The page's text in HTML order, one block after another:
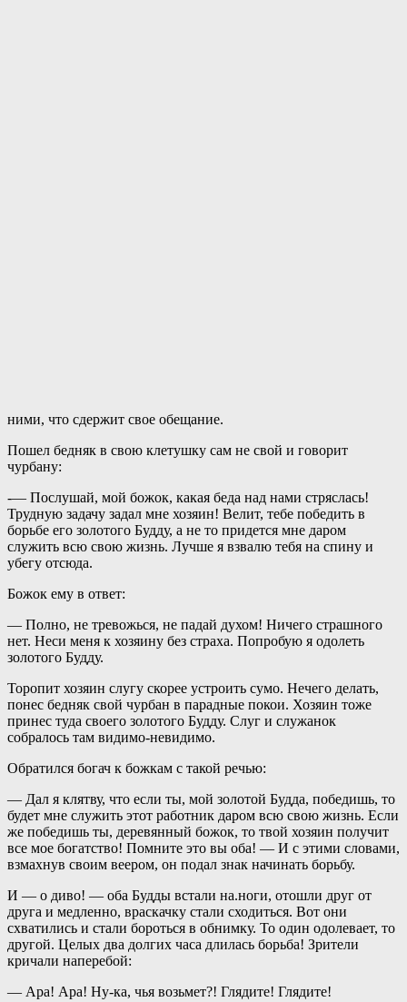
ними, что сдержит свое обещание.
Пошел бедняк в свою клетушку сам не свой и говорит
чурбану:
-— Послушай, мой божок, какая беда над нами стряслась!
Трудную задачу задал мне хозяин! Велит, тебе победить в
борьбе его золотого Будду, а не то придется мне даром
служить всю свою жизнь. Лучше я взвалю тебя на спину и
убегу отсюда.
Божок ему в ответ:
— Полно, не тревожься, не падай духом! Ничего страшного
нет. Неси меня к хозяину без страха. Попробую я одолеть
золотого Будду.
Торопит хозяин слугу скорее устроить сумо. Нечего делать,
понес бедняк свой чурбан в парадные покои. Хозяин тоже
принес туда своего золотого Будду. Слуг и служанок
собралось там видимо-невидимо.
Обратился богач к божкам с такой речью:
— Дал я клятву, что если ты, мой золотой Будда, победишь, то
будет мне служить этот работник даром всю свою жизнь. Если
же победишь ты, деревянный божок, то твой хозяин получит
все мое богатство! Помните это вы оба! — И с этими словами,
взмахнув своим веером, он подал знак начинать борьбу.
И — о диво! — оба Будды встали на.ноги, отошли друг от
друга и медленно, враскачку стали сходиться. Вот они
схватились и стали бороться в обнимку. То один одолевает, то
другой. Целых два долгих часа длилась борьба! Зрители
кричали наперебой:
— Ара! Ара! Ну-ка, чья возьмет?! Глядите! Глядите!